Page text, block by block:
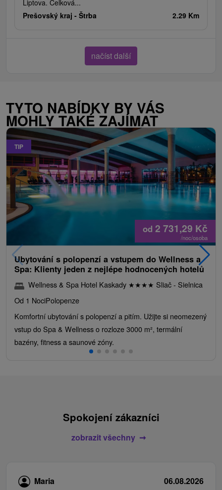
Liptova. Celková...
Prešovský kraj - Štrba 2.29 Km
načíst další
TYTO NABÍDKY BY VÁS
MOHLY TAKÉ ZAJÍMAT
TIP
od 2 731,29 Kč
/noc/osoba
Ubytování s polopenzí a vstupem do Wellness a
Spa: Klienty jeden z nejlépe hodnocených hotelů
Wellness & Spa Hotel Kaskady ★★★★ Sliač - Sielnica
Od 1 NociPolopenze
Komfortní ubytování s polopenzí a pitím. Užijte si neomezený
vstup do Spa & Wellness o rozloze 3000 m², termální
bazény, fitness a saunové zóny.
Spokojení zákazníci
zobrazit všechny
Maria
06.08.2026